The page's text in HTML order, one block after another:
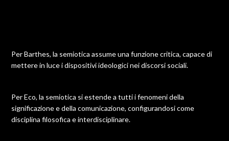
Per Barthes, la semiotica assume una funzione critica, capace di
mettere in luce i dispositivi ideologici nei discorsi sociali.
Per Eco, la semiotica si estende a tutti i fenomeni della
significazione e della comunicazione, configurandosi come
disciplina filosofica e interdisciplinare.